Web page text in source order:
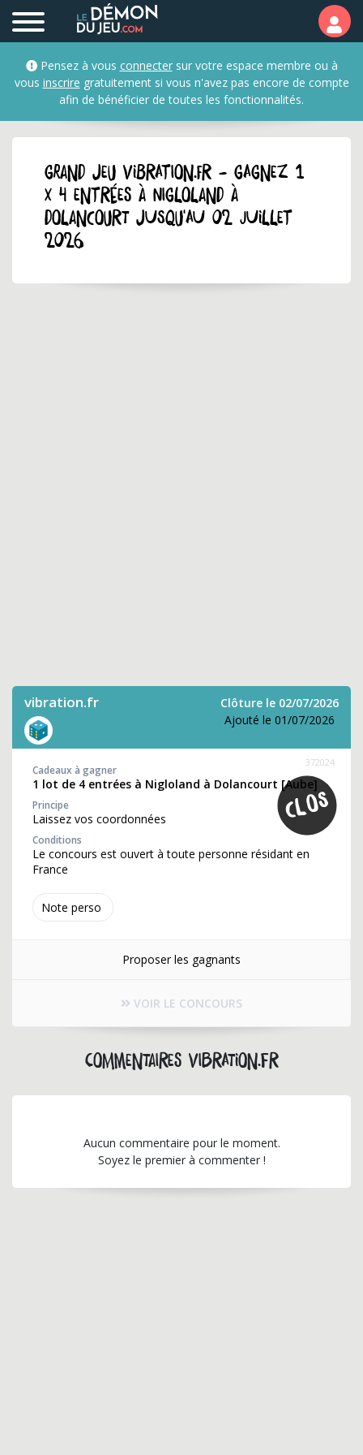
Pensez à vous connectersur votre espace membre ou à
vous inscrire gratuitement si vous n'avez pas encore de compte
afin de bénéficier de toutes les fonctionnalités.
GRAND JEU vibration.fr - Gagnez 1
x 4 entrées à Nigloland à
Dolancourt jusqu'au 02 juillet
2026
vibration.fr
Clôture le 02/07/2026
Ajouté le 01/07/2026
Note perso
372024
Cadeaux à gagner
1 lot de 4 entrées à Nigloland à Dolancourt [Aube]
Principe
Laissez vos coordonnées
Conditions
Le concours est ouvert à toute personne résidant en
France
Proposer les gagnants
VOIR LE CONCOURS
Commentaires vibration.fr
Aucun commentaire pour le moment.
Soyez le premier à commenter !